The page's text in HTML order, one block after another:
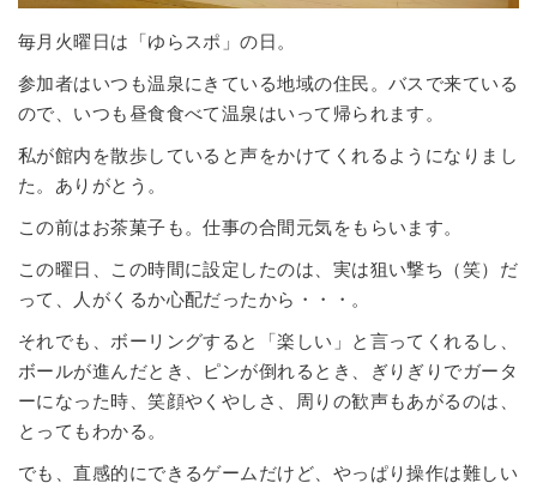
毎月火曜日は「ゆらスポ」の日。
参加者はいつも温泉にきている地域の住民。バスで来ている
ので、いつも昼食食べて温泉はいって帰られます。
私が館内を散歩していると声をかけてくれるようになりまし
た。ありがとう。
この前はお茶菓子も。仕事の合間元気をもらいます。
この曜日、この時間に設定したのは、実は狙い撃ち（笑）だ
って、人がくるか心配だったから・・・。
それでも、ボーリングすると「楽しい」と言ってくれるし、
ボールが進んだとき、ピンが倒れるとき、ぎりぎりでガータ
ーになった時、笑顔やくやしさ、周りの歓声もあがるのは、
とってもわかる。
でも、直感的にできるゲームだけど、やっぱり操作は難しい